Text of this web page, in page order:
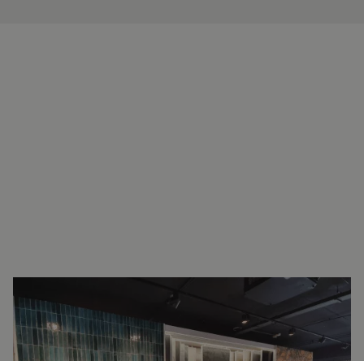
INTERESSE? NEEM VOOR MEER INFORMATIE
CONTACT OP.